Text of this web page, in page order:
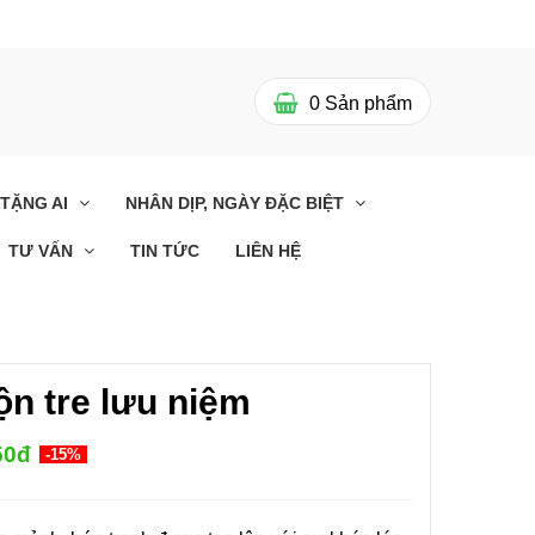
tre lưu niệm
-15%
Độc
Cho
0 Sản phẩm
AI NHÂN DỊP, NGÀY ĐẶC BIỆT
TƯ VẤN TIN TỨC LIÊN HỆ